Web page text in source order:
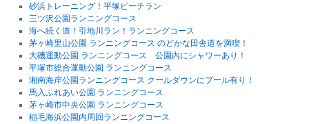
砂浜トレーニング！平塚ビーチラン
三ツ沢公園ランニングコース
海へ続く道！引地川ラン！ランニングコース
茅ヶ崎里山公園 ランニングコース のどかな田舎道を満喫！
大磯運動公園 ランニングコース 公園内にシャワーあり！
平塚市総合運動公園 ランニングコース
湘南海岸公園ランニングコース クールダウンにプール有り！
馬入ふれあい公園 ランニングコース
茅ヶ崎市中央公園 ランニングコース
稲毛海浜公園内周回ランニングコース